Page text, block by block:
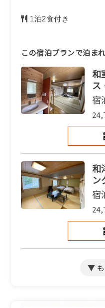
1泊2食付き
この宿泊プランで泊ま
和
ス
宿
和
ン
宿
和
ス